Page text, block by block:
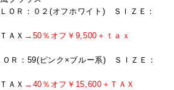
ＯＲ：０２(オフホワイト) ＳＩＺＥ：
ＡＸ →50％オフ￥9,500＋ｔａｘ
Ｒ：59(ピンク×ブルー系) ＳＩＺＥ：
ＡＸ →40％オフ￥15,600＋ＴＡＸ